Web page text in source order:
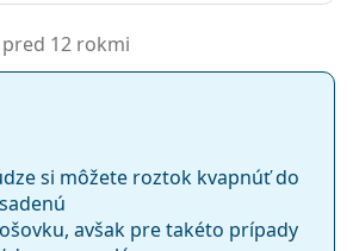
pred 12 rokmi
si môžete roztok kvapnúť do
avšak pre takéto prípady